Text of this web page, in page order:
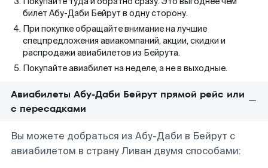
билет Абу-Даби Бейрут в одну сторону.
При покупке обращайте внимание на лучшие
спецпредложения авиакомпаний, акции, скидки и
распродажи авиабилетов из Бейрута.
Покупайте авиабилет на неделе, а не в выходные.
Авиабилеты Абу-Даби Бейрут прямой рейс или
с пересадками
Вы можете добраться из Абу-Даби в Бейрут с
авиабилетом в страну Ливан двумя способами: